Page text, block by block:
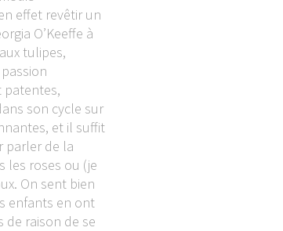
effet revêtir un
O’Keeffe à
tulipes,
patentes,
son cycle sur
et il suffit
parler de la
les roses ou (je
On sent bien
enfants en ont
de raison de se